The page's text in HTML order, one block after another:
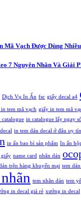
Mã Vạch Được Dùng
7 Nguyên Nhân Và Giải
Dịch Vụ In Ấn fsc giấy decal a4
tem mã vạch giấy in tem mã
catalogue in catalogue lấy ngay
in tem dán decal ở đâu uy tín
in ấn bao bì sản phẩm In ấn
giấy name card nhãn dán
trên hàng khuyến mại tem
tem nhãn dán tem
in decal giá rẻ xưởng in decal